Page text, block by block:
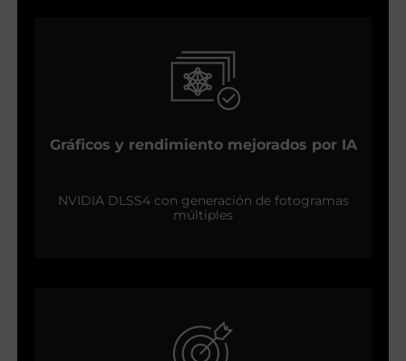
Gráficos y rendimiento mejorados por IA
NVIDIA DLSS4 con generación de fotogramas
múltiples